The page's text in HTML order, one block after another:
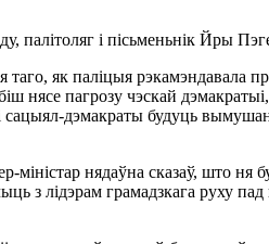
палітоляг і пісьменьнік Йры
як паліцыя рэкамэндавала
нясе пагрозу чэскай
сацыял-дэмакраты будуць
нядаўна сказаў, што
з лідэрам грамадзкага руху